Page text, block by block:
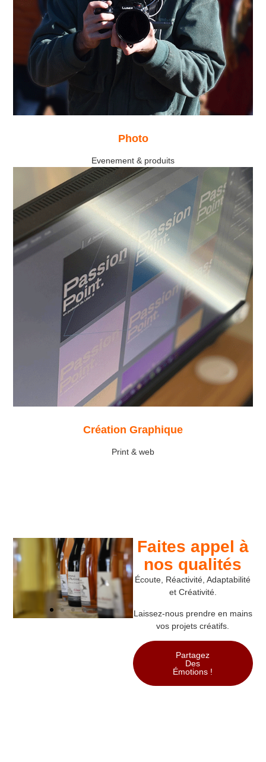
Photo
Evenement & produits
Création Graphique
Print & web
Faites appel à
nos qualités
Écoute, Réactivité, Adaptabilité
et Créativité.
Laissez-nous prendre en mains
vos projets créatifs.
Partagez
Des
Émotions !